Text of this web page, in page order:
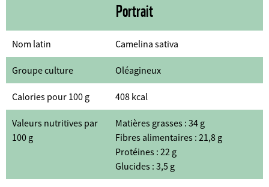
Portrait
Nom latin Camelina sativa
Groupe culture Oléagineux
Calories pour 100 g 408 kcal
Valeurs nutritives par
100 g
Matières grasses : 34 g
Fibres alimentaires : 21,8 g
Protéines : 22 g
Glucides : 3,5 g